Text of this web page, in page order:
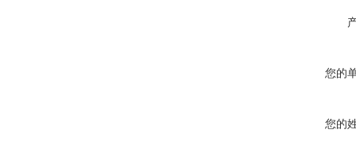
您的
您的